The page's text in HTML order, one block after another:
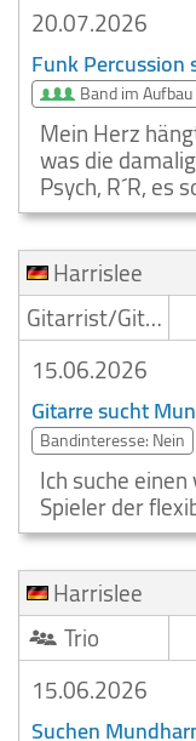
20.07.2026
Funk
Band im Aufbau
Mein Herz
was die
Psych, R´R, es
Harrislee
Gitarrist/Gitarrenspieler
15.06.2026
Gitarre sucht
Bandinteresse: Nein
Ich suche
Spieler der
Harrislee
Trio
15.06.2026
Suchen